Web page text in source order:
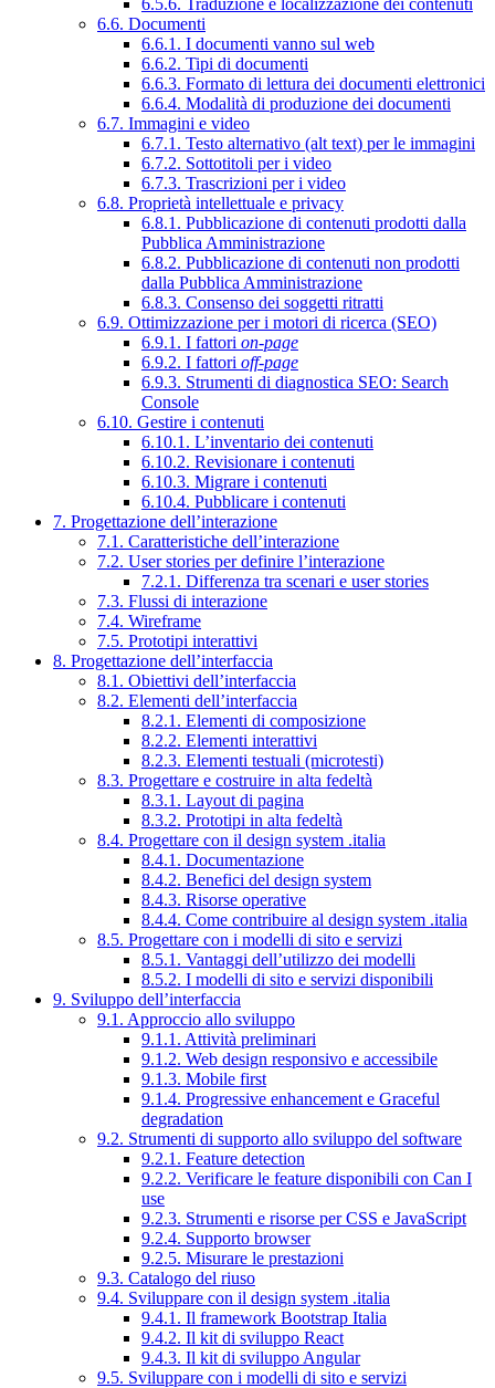
6.6. Documenti
6.6.1. I documenti vanno sul web
6.6.2. Tipi di documenti
6.6.3. Formato di lettura dei documenti elettronici
6.6.4. Modalità di produzione dei documenti
6.7. Immagini e video
6.7.1. Testo alternativo (alt text) per le immagini
6.7.2. Sottotitoli per i video
6.7.3. Trascrizioni per i video
6.8. Proprietà intellettuale e privacy
6.8.1. Pubblicazione di contenuti prodotti dalla
Pubblica Amministrazione
6.8.2. Pubblicazione di contenuti non prodotti
dalla Pubblica Amministrazione
6.8.3. Consenso dei soggetti ritratti
6.9. Ottimizzazione per i motori di ricerca (SEO)
6.9.1. I fattori on-page
6.9.2. I fattori off-page
6.9.3. Strumenti di diagnostica SEO: Search
Console
6.10. Gestire i contenuti
6.10.1. L’inventario dei contenuti
6.10.2. Revisionare i contenuti
6.10.3. Migrare i contenuti
6.10.4. Pubblicare i contenuti
7. Progettazione dell’interazione
7.1. Caratteristiche dell’interazione
7.2. User stories per definire l’interazione
7.2.1. Differenza tra scenari e user stories
7.3. Flussi di interazione
7.4. Wireframe
7.5. Prototipi interattivi
8. Progettazione dell’interfaccia
8.1. Obiettivi dell’interfaccia
8.2. Elementi dell’interfaccia
8.2.1. Elementi di composizione
8.2.2. Elementi interattivi
8.2.3. Elementi testuali (microtesti)
8.3. Progettare e costruire in alta fedeltà
8.3.1. Layout di pagina
8.3.2. Prototipi in alta fedeltà
8.4. Progettare con il design system .italia
8.4.1. Documentazione
8.4.2. Benefici del design system
8.4.3. Risorse operative
8.4.4. Come contribuire al design system .italia
8.5. Progettare con i modelli di sito e servizi
8.5.1. Vantaggi dell’utilizzo dei modelli
8.5.2. I modelli di sito e servizi disponibili
9. Sviluppo dell’interfaccia
9.1. Approccio allo sviluppo
9.1.1. Attività preliminari
9.1.2. Web design responsivo e accessibile
9.1.3. Mobile first
9.1.4. Progressive enhancement e Graceful
degradation
9.2. Strumenti di supporto allo sviluppo del software
9.2.1. Feature detection
9.2.2. Verificare le feature disponibili con Can I
use
9.2.3. Strumenti e risorse per CSS e JavaScript
9.2.4. Supporto browser
9.2.5. Misurare le prestazioni
9.3. Catalogo del riuso
9.4. Sviluppare con il design system .italia
9.4.1. Il framework Bootstrap Italia
9.4.2. Il kit di sviluppo React
9.4.3. Il kit di sviluppo Angular
9.5. Sviluppare con i modelli di sito e servizi